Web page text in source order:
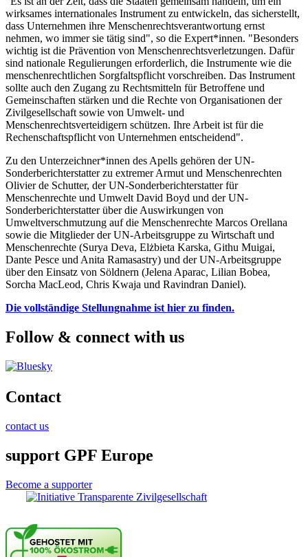
wirksames internationales Instrument zu entwickeln, das sicherstellt,
dass Unternehmen ihre Menschenrechtsverantwortung ernst
nehmen, wo immer sie tätig sind", so die Expert*innen. "Besonders
wichtig ist die Prävention von Menschenrechtsverletzungen. Dafür
sind nationale Regulierungen erforderlich, die Instrumente wie die
menschenrechtlichen Sorgfaltspflicht vorschreiben. Das Instrument
sollte auch den Zugang zu Rechtsmitteln für Betroffene und
Gemeinschaften stärken und die Rechte von Organisationen der
Zivilgesellschaft sowie von Umwelt- und
Menschenrechtsverteidigern schützen. Ihre Arbeit ist für die
Rechenschaftspflicht von Unternehmen entscheidend".
Zu den Unterzeichner*innen des Apells gehören der UN-
Sonderberichterstatter zu extremer Armut und Menschenrechten
Olivier de Schutter, der UN-Sonderberichterstatter für
Menschenrechte und Umwelt David Boyd und der UN-
Sonderberichterstatter über die Auswirkungen von
Umweltverschmutzung auf die Menschenrechte Marcos Orellana
sowie die Mitglieder der UN-Arbeitsgruppe zu Wirtschaft und
Menschenrechte (Surya Deva, Elżbieta Karska, Githu Muigai,
Dante Pesce und Anita Ramasastry) und der UN-Arbeitsgruppe
über den Einsatz von Söldnern (Jelena Aparac, Lilian Bobea,
Sorcha MacLeod, Chris Kwaja und Ravindran Daniel).
Die vollständige Stellungnahme ist hier zu finden.
Follow & connect with us
Contact
contact us
support GPF Europe
Become a supporter